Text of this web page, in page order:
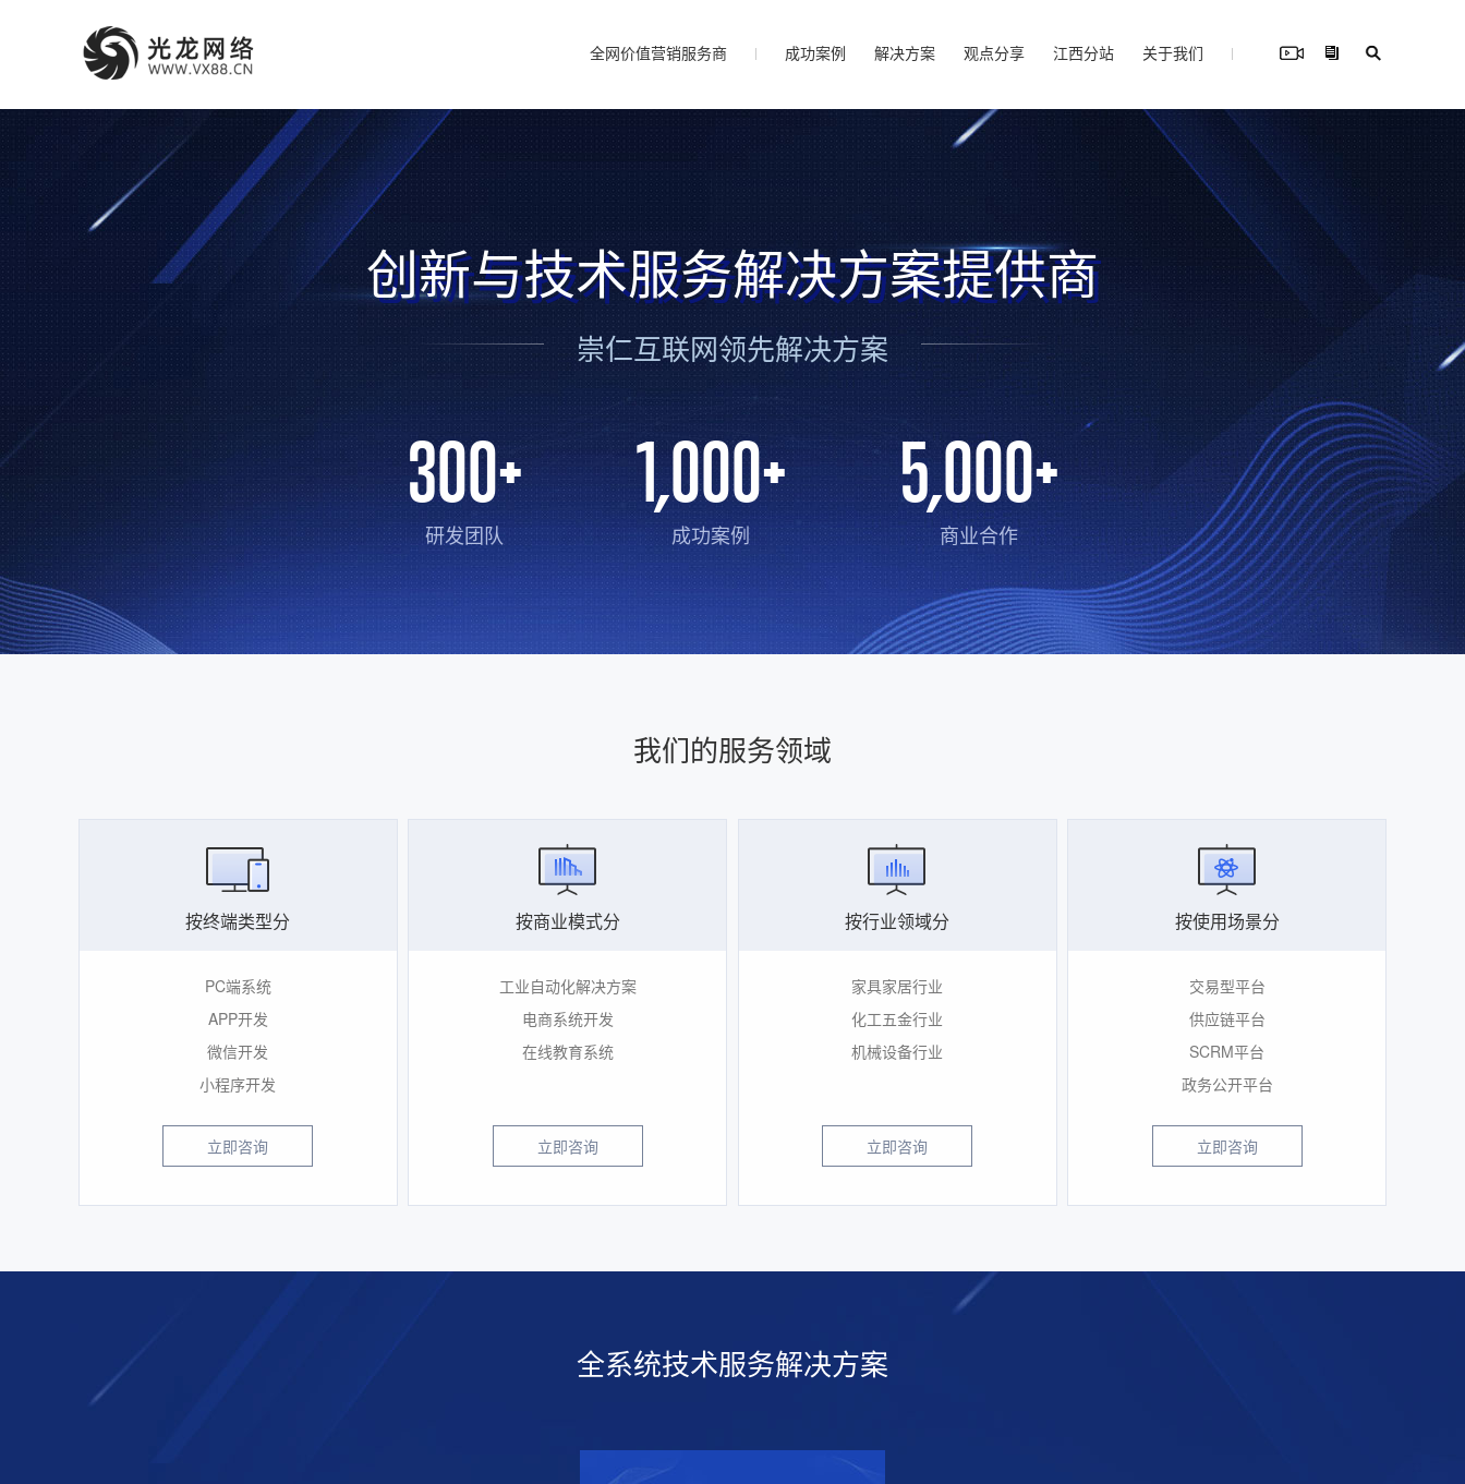
全网价值营销服务商 成功案例 解决方案 观点分享 江西分站 关于我们
创新与技术服务解决方案提供商
崇仁互联网领先解决方案
300+
研发团队
1,000+
成功案例
5,000+
商业合作
我们的服务领域
按终端类型分
PC端系统
APP开发
微信开发
小程序开发
立即咨询
按商业模式分
工业自动化解决方案
电商系统开发
在线教育系统
立即咨询
按行业领域分
家具家居行业
化工五金行业
机械设备行业
立即咨询
按使用场景分
交易型平台
供应链平台
SCRM平台
政务公开平台
立即咨询
全系统技术服务解决方案